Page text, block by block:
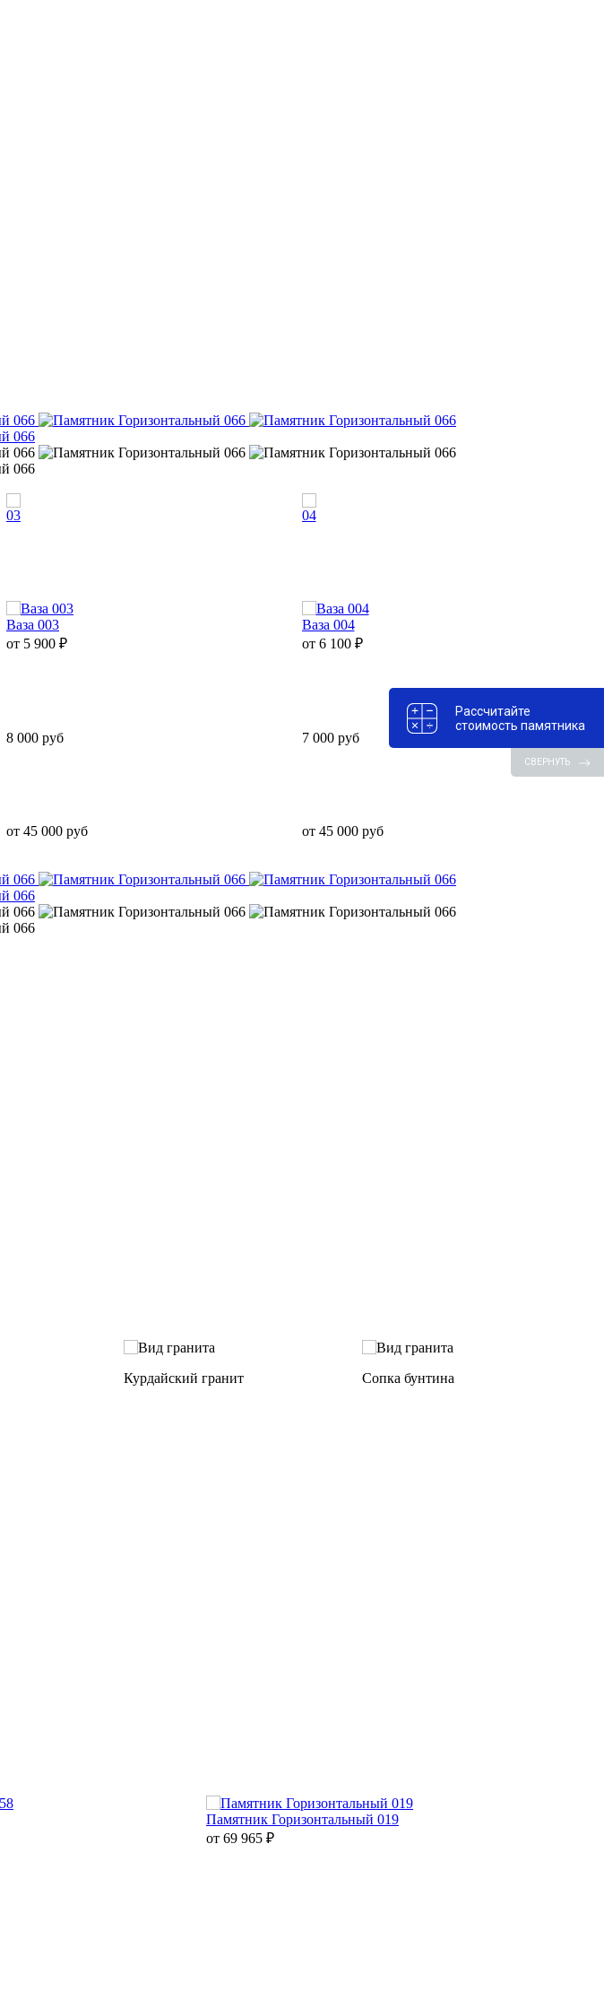
03 04
Ваза 003
от 5 900 ₽
Ваза 004
от 6 100 ₽
8 000 руб 7 000 руб
от 45 000 руб от 45 000 руб
Курдайский гранит Cопка бунтина
Памятник Горизонтальный 019
от 69 965 ₽
Рассчитайте
стоимость памятника
СВЕРНУТЬ